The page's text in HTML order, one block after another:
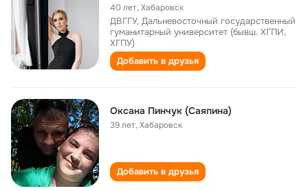
40 лет,Хабаровск
ДВГГУ, Дальневосточный государственный
гуманитарный университет (бывш. ХГПИ,
ХГПУ)
Добавить в друзья
Оксана Пинчук (Саяпина)
39 лет,Хабаровск
Добавить в друзья